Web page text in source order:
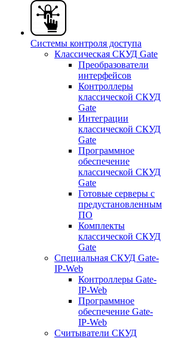
Системы контроля доступа
Классическая СКУД Gate
Преобразователи
интерфейсов
Контроллеры
классической СКУД
Gate
Интеграции
классической СКУД
Gate
Программное
обеспечение
классической СКУД
Gate
Готовые серверы с
предустановленным
ПО
Комплекты
классической СКУД
Gate
Специальная СКУД Gate-
IP-Web
Контроллеры Gate-
IP-Web
Программное
обеспечение Gate-
IP-Web
Считыватели СКУД